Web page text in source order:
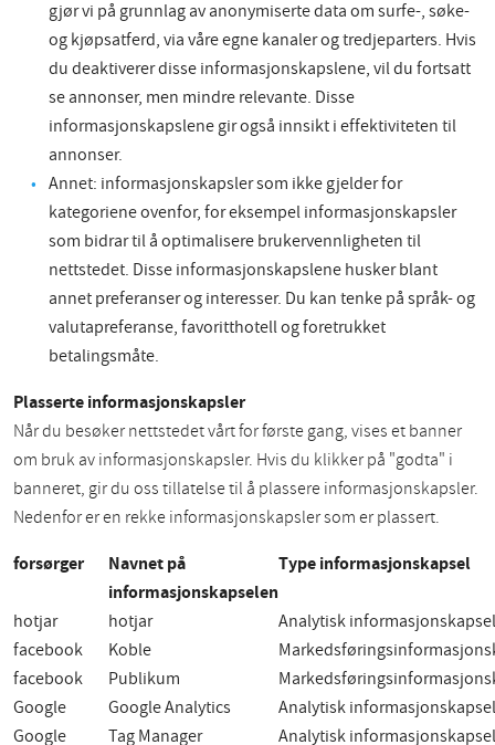
gjør vi på grunnlag av anonymiserte data om surfe-, søke-
og kjøpsatferd, via våre egne kanaler og tredjeparters. Hvis
du deaktiverer disse informasjonskapslene, vil du fortsatt
se annonser, men mindre relevante. Disse
informasjonskapslene gir også innsikt i effektiviteten til
annonser.
Annet: informasjonskapsler som ikke gjelder for
kategoriene ovenfor, for eksempel informasjonskapsler
som bidrar til å optimalisere brukervennligheten til
nettstedet. Disse informasjonskapslene husker blant
annet preferanser og interesser. Du kan tenke på språk- og
valutapreferanse, favoritthotell og foretrukket
betalingsmåte.
Plasserte informasjonskapsler
Når du besøker nettstedet vårt for første gang, vises et banner
om bruk av informasjonskapsler. Hvis du klikker på "godta" i
banneret, gir du oss tillatelse til å plassere informasjonskapsler.
Nedenfor er en rekke informasjonskapsler som er plassert.
forsørger
Navnet på
informasjonskapselen
Type informasjonskapsel
hotjar hotjar
Analytisk informasjonskapsel
facebook
Koble
facebook
Publikum
Google
Google Analytics
Analytisk informasjonskapsel
Google
Tag Manager
Analytisk informasjonskapsel